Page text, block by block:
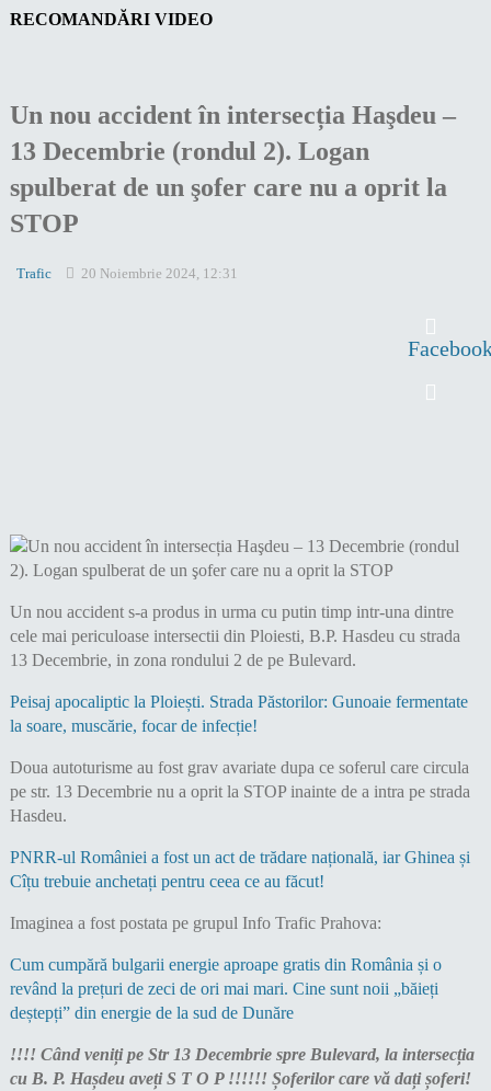
RECOMANDĂRI VIDEO
Un nou accident în intersecția Haşdeu –
13 Decembrie (rondul 2). Logan
spulberat de un şofer care nu a oprit la
STOP
Trafic 20 Noiembrie 2024, 12:31
Un nou accident s-a produs in urma cu putin timp intr-una dintre
cele mai periculoase intersectii din Ploiesti, B.P. Hasdeu cu strada
13 Decembrie, in zona rondului 2 de pe Bulevard.
Peisaj apocaliptic la Ploiești. Strada Păstorilor: Gunoaie fermentate
la soare, muscărie, focar de infecție!
Doua autoturisme au fost grav avariate dupa ce soferul care circula
pe str. 13 Decembrie nu a oprit la STOP inainte de a intra pe strada
Hasdeu.
PNRR-ul României a fost un act de trădare națională, iar Ghinea și
Cîțu trebuie anchetați pentru ceea ce au făcut!
Imaginea a fost postata pe grupul Info Trafic Prahova:
Cum cumpără bulgarii energie aproape gratis din România și o
revând la prețuri de zeci de ori mai mari. Cine sunt noii „băieți
deștepți” din energie de la sud de Dunăre
!!!! Când veniți pe Str 13 Decembrie spre Bulevard, la intersecția
cu B. P. Hașdeu aveți S T O P !!!!!! Șoferilor care vă dați șoferi!